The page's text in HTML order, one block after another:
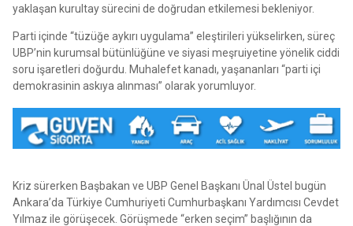
yaklaşan kurultay sürecini de doğrudan etkilemesi bekleniyor.
Parti içinde “tüzüğe aykırı uygulama” eleştirileri yükselirken, süreç
UBP’nin kurumsal bütünlüğüne ve siyasi meşruiyetine yönelik ciddi
soru işaretleri doğurdu. Muhalefet kanadı, yaşananları “parti içi
demokrasinin askıya alınması” olarak yorumluyor.
Kriz sürerken Başbakan ve UBP Genel Başkanı Ünal Üstel bugün
Ankara’da Türkiye Cumhuriyeti Cumhurbaşkanı Yardımcısı Cevdet
Yılmaz ile görüşecek. Görüşmede “erken seçim” başlığının da